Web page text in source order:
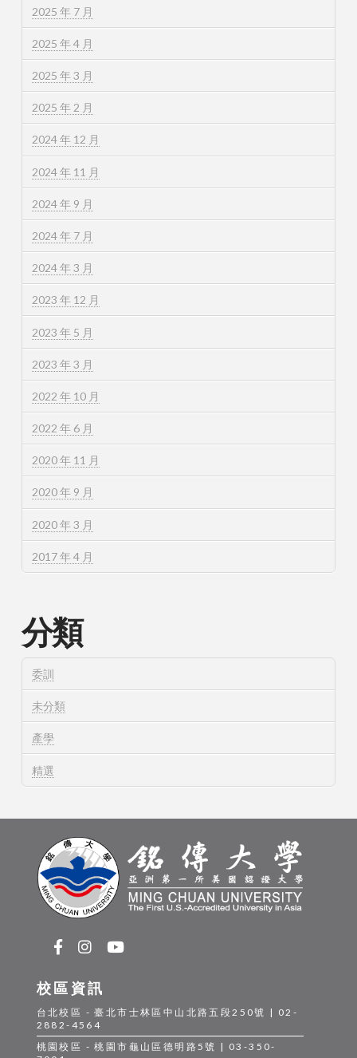
2025 年 7 月
2025 年 4 月
2025 年 3 月
2025 年 2 月
2024 年 12 月
2024 年 11 月
2024 年 9 月
2024 年 7 月
2024 年 3 月
2023 年 12 月
2023 年 5 月
2023 年 3 月
2022 年 10 月
2022 年 6 月
2020 年 11 月
2020 年 9 月
2020 年 3 月
2017 年 4 月
分類
委訓
未分類
產學
精選
校區資訊
台北校區 - 臺北市士林區中山北路五段250號 | 02-
2882-4564
桃園校區 - 桃園市龜山區德明路5號 | 03-350-